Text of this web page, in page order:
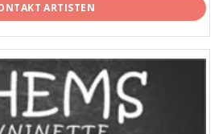
ARTISTEN